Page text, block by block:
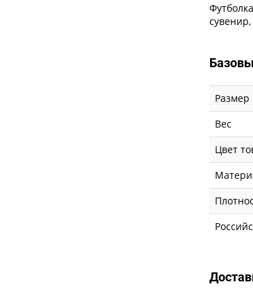
Размер
Вес
Цвет